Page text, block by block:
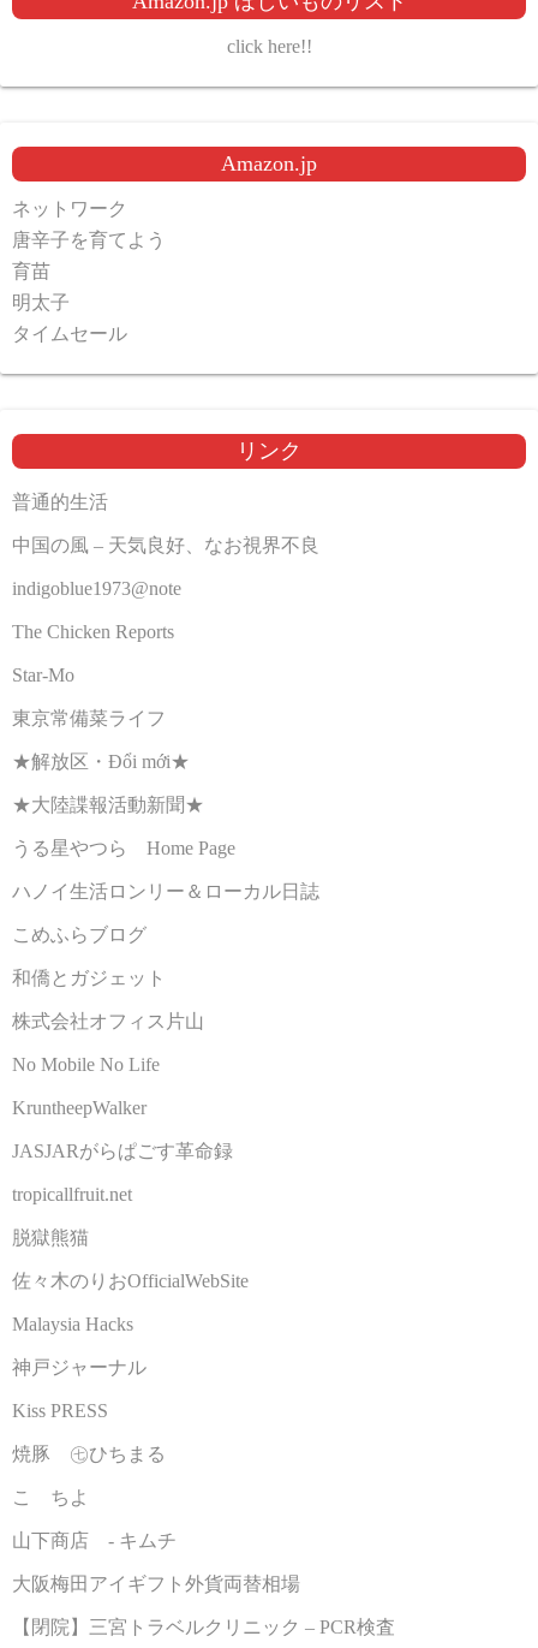
click here!!
Amazon.jp
ネットワーク
唐辛子を育てよう
育苗
明太子
タイムセール
リンク
普通的生活
中国の風 – 天気良好、なお視界不良
indigoblue1973@note
The Chicken Reports
Star-Mo
東京常備菜ライフ
★解放区・Đổi mới★
★大陸諜報活動新聞★
うる星やつら Home Page
ハノイ生活ロンリー＆ローカル日誌
こめふらブログ
和僑とガジェット
株式会社オフィス片山
No Mobile No Life
KruntheepWalker
JASJARがらぱごす革命録
tropicallfruit.net
脱獄熊猫
佐々木のりおOfficialWebSite
Malaysia Hacks
神戸ジャーナル
Kiss PRESS
焼豚 ㊆ひちまる
こゝちよ
山下商店 - キムチ
大阪梅田アイギフト外貨両替相場
【閉院】三宮トラベルクリニック – PCR検査